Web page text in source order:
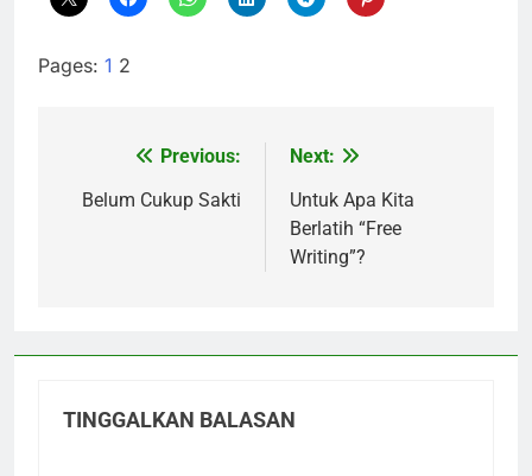
Pages: 1 2
Navigasi
pos
Previous:
Belum Cukup Sakti
Next:
Untuk Apa Kita
Berlatih “Free
Writing”?
TINGGALKAN BALASAN